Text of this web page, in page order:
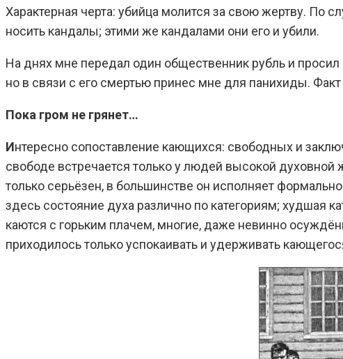
Характерная черта: убийца молится за свою жертву. По
носить кандалы; этими же кандалами они его и убили.
На днях мне передал один общественник рубль и просил
но в связи с его смертью принес мне для панихиды.
Пока гром не грянет…
Интересно сопоставление кающихся: свободных и
свободе встречается только у людей высокой духовной
только серьёзен, в большинстве он исполняет
здесь состояние духа различно по категориям;
каются с горьким плачем, многие, даже невинно
приходилось только успокаивать и удерживать